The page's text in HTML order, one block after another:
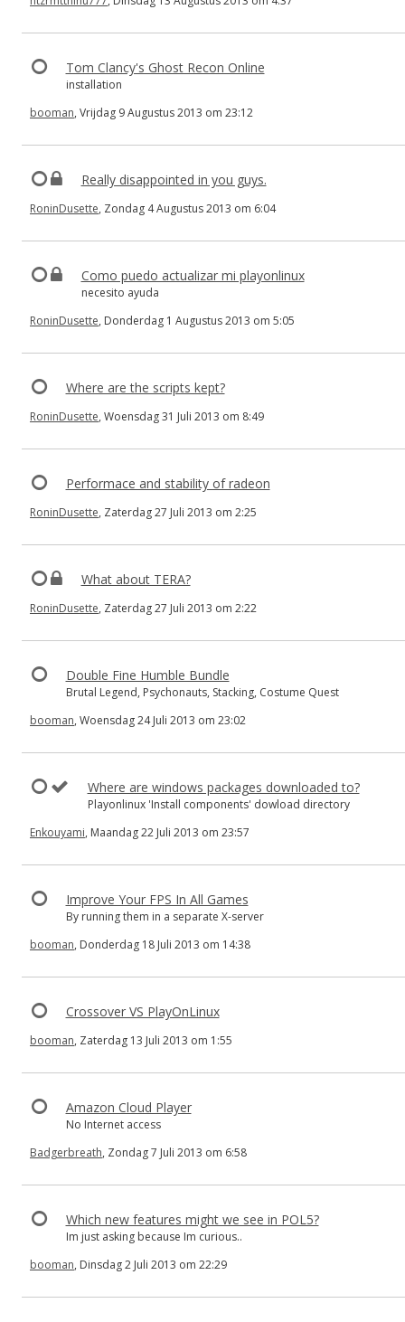
Tom Clancy's Ghost Recon Online
installation
booman, Vrijdag 9 Augustus 2013 om 23:12
Really disappointed in you guys.
RoninDusette, Zondag 4 Augustus 2013 om 6:04
Como puedo actualizar mi playonlinux
necesito ayuda
RoninDusette, Donderdag 1 Augustus 2013 om 5:05
Where are the scripts kept?
RoninDusette, Woensdag 31 Juli 2013 om 8:49
Performace and stability of radeon
RoninDusette, Zaterdag 27 Juli 2013 om 2:25
What about TERA?
RoninDusette, Zaterdag 27 Juli 2013 om 2:22
Double Fine Humble Bundle
Brutal Legend, Psychonauts, Stacking, Costume Quest
booman, Woensdag 24 Juli 2013 om 23:02
Where are windows packages downloaded to?
Playonlinux 'Install components' dowload directory
Enkouyami, Maandag 22 Juli 2013 om 23:57
Improve Your FPS In All Games
By running them in a separate X-server
booman, Donderdag 18 Juli 2013 om 14:38
Crossover VS PlayOnLinux
booman, Zaterdag 13 Juli 2013 om 1:55
Amazon Cloud Player
No Internet access
Badgerbreath, Zondag 7 Juli 2013 om 6:58
Which new features might we see in POL5?
Im just asking because Im curious..
booman, Dinsdag 2 Juli 2013 om 22:29